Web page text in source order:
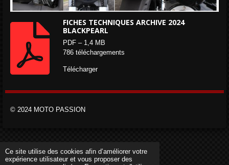
Ce site utilise des cookies afin d’améliorer votre
expérience utilisateur et vous proposer des
FICHES TECHNIQUES ARCHIVE 2024
BLACKPEARL
PDF – 1,4 MB
786 téléchargements
Télécharger
© 2024 MOTO PASSION